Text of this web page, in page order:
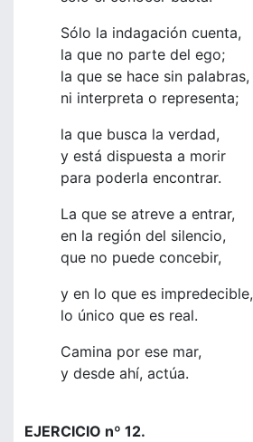
Sólo la indagación cuenta,
la que no parte del ego;
la que se hace sin palabras,
ni interpreta o representa;
la que busca la verdad,
y está dispuesta a morir
para poderla encontrar.
La que se atreve a entrar,
en la región del silencio,
que no puede concebir,
y en lo que es impredecible,
lo único que es real.
Camina por ese mar,
y desde ahí, actúa.
EJERCICIO nº 12.